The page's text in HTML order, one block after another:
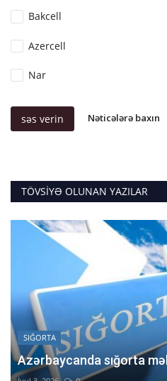
Bakcell
Azercell
Nar
səs verin Nəticələrə baxın
TÖVSIYƏ OLUNAN YAZILAR
SIĞORTA
Azərbaycanda sığorta